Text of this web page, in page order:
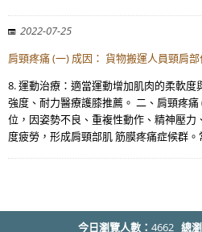
2022-07-25
肩頸疼痛 (一) 成因： 貨物搬運人員頸肩
8. 運動治療：適當運動增加肌肉的柔軟
強度、耐力醫療護膝推薦。 二、肩頸疼
位，因姿勢不良、重複性動作、精神壓力
度疲勞，形成肩頸部肌 筋膜疼痛症候群
今日瀏覽人數： 4662 總